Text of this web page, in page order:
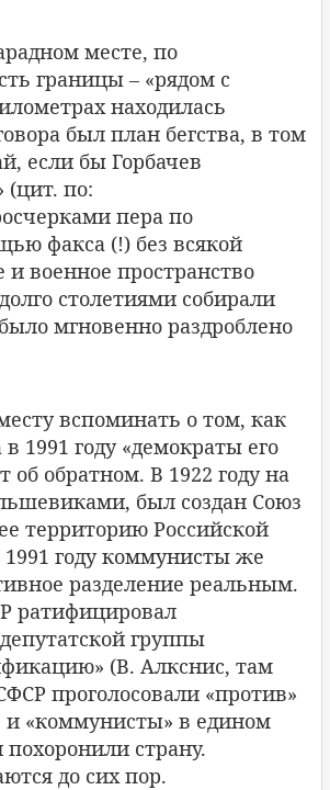
месте, по
границы – «рядом с
находилась
был план бегства, в том
если бы Горбачев
(цит. по:
пера по
факса (!) без всякой
военное пространство
столетиями собирали
мгновенно раздроблено
вспоминать о том, как
в 1991 году «демократы его
об обратном. В 1922 году на
был создан Союз
территорию Российской
году коммунисты же
разделение реальным.
ратифицировал
группы
(В. Алкснис, там
проголосовали «против»
и «коммунисты» в едином
страну.
до сих пор.